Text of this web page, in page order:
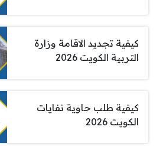
كيفية تجديد الاقامة وزارة
التربية الكويت 2026
كيفية طلب حاوية نفايات
الكويت 2026